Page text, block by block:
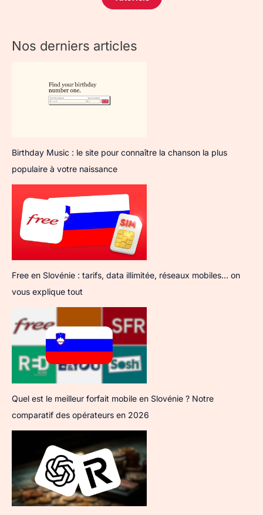
Nos derniers articles
Birthday Music : le site pour connaître la chanson la plus
populaire à votre naissance
Free en Slovénie : tarifs, data illimitée, réseaux mobiles… on
vous explique tout
Quel est le meilleur forfait mobile en Slovénie ? Notre
comparatif des opérateurs en 2026